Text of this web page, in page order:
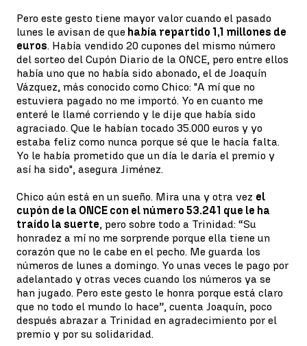
Pero este gesto tiene mayor valor cuando el pasado
lunes le avisan de que había repartido 1,1 millones de
euros. Había vendido 20 cupones del mismo número
del sorteo del Cupón Diario de la ONCE, pero entre ellos
había uno que no había sido abonado, el de Joaquín
Vázquez, más conocido como Chico: "A mí que no
estuviera pagado no me importó. Yo en cuanto me
enteré le llamé corriendo y le dije que había sido
agraciado. Que le habían tocado 35.000 euros y yo
estaba feliz como nunca porque sé que le hacía falta.
Yo le había prometido que un día le daría el premio y
así ha sido", asegura Jiménez.
Chico aún está en un sueño. Mira una y otra vez el
cupón de la ONCE con el número 53.241 que le ha
traído la suerte, pero sobre todo a Trinidad: “Su
honradez a mí no me sorprende porque ella tiene un
corazón que no le cabe en el pecho. Me guarda los
números de lunes a domingo. Yo unas veces le pago por
adelantado y otras veces cuando los números ya se
han jugado. Pero este gesto le honra porque está claro
que no todo el mundo lo hace”, cuenta Joaquín, poco
después abrazar a Trinidad en agradecimiento por el
premio y por su solidaridad.